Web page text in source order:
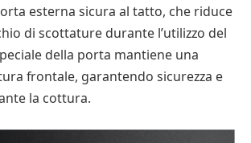
esterna sicura al tatto, che riduce
di scottature durante l’utilizzo del
della porta mantiene una
frontale, garantendo sicurezza e
la cottura.